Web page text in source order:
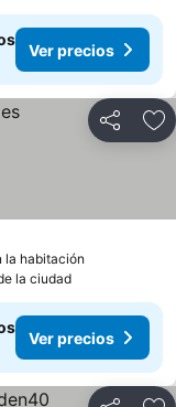
Ver precios
Compartir
la habitación
la ciudad
Ver precios